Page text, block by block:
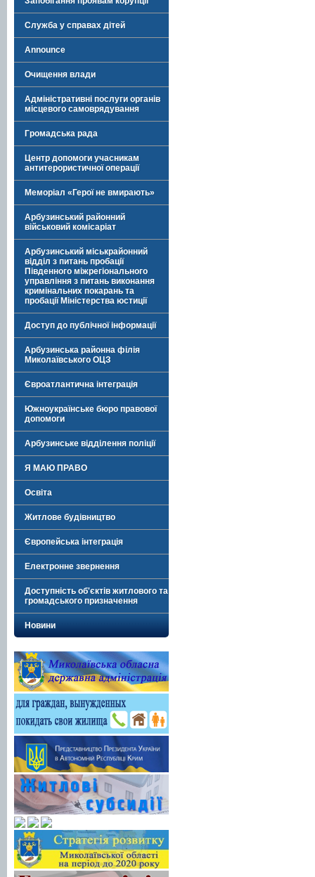
Служба у справах дітей
Announce
Очищення влади
Адміністративні послуги органів
місцевого самоврядування
Громадська рада
Центр допомоги учасникам
антитерористичної операції
Меморіал «Герої не вмирають»
Арбузинський районний
військовий комісаріат
Арбузинський міськрайонний
відділ з питань пробації
Південного міжрегіонального
управління з питань виконання
кримінальних покарань та
пробації Міністерства юстиції
Доступ до публічної інформації
Арбузинська районна філія
Миколаївського ОЦЗ
Євроатлантична інтеграція
Южноукраїнське бюро правової
допомоги
Арбузинське відділення поліції
Я МАЮ ПРАВО
Освіта
Житлове будівництво
Європейська інтеграція
Електронне звернення
Доступність об'єктів житлового та
громадського призначення
Новини